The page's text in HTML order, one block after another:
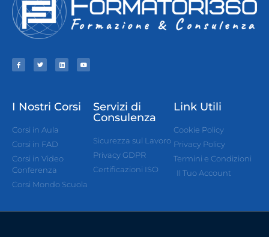
I Nostri Corsi
Corsi in Aula
Corsi in FAD
Corsi in Video
Conferenza
Corsi Mondo Scuola
Servizi di
Consulenza
Sicurezza sul Lavoro
Privacy GDPR
Certificazioni ISO
Link Utili
Cookie Policy
Privacy Policy
Termini e Condizioni
Il Tuo Account